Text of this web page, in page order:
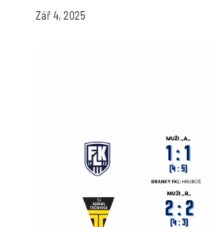
Zář 4, 2025